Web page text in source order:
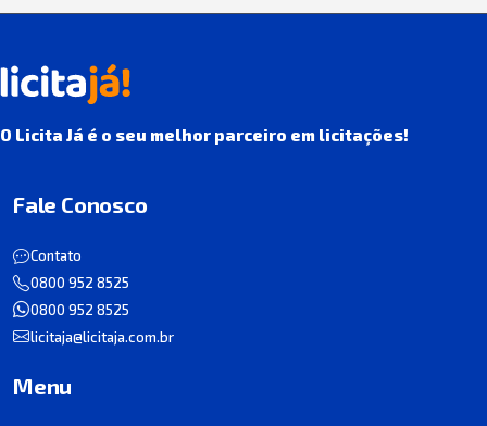
O Licita Já é o seu melhor parceiro em licitações!
Fale Conosco
Contato
0800 952 8525
0800 952 8525
licitaja@licitaja.com.br
Menu